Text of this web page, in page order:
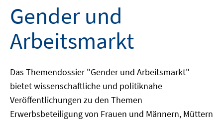
Gender und
Arbeitsmarkt
Das Themendossier "Gender und Arbeitsmarkt"
bietet wissenschaftliche und politiknahe
Veröffentlichungen zu den Themen
Erwerbsbeteiligung von Frauen und Männern, Müttern